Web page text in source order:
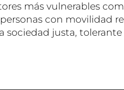
más vulnerables
con movilidad
sociedad justa, tolerante